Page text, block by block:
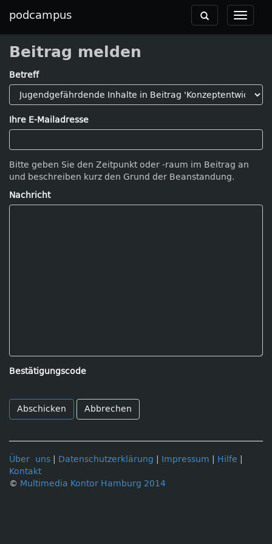
podcampus
Toggle
Toggle
navigation
Beitrag melden
Betreff
Ihre E-Mailadresse
Bitte geben Sie den Zeitpunkt oder -raum im Beitrag an
und beschreiben kurz den Grund der Beanstandung.
Nachricht
Bestätigungscode
Abbrechen
Über uns Datenschutzerklärung Impressum Hilfe
Kontakt
© Multimedia Kontor Hamburg 2014